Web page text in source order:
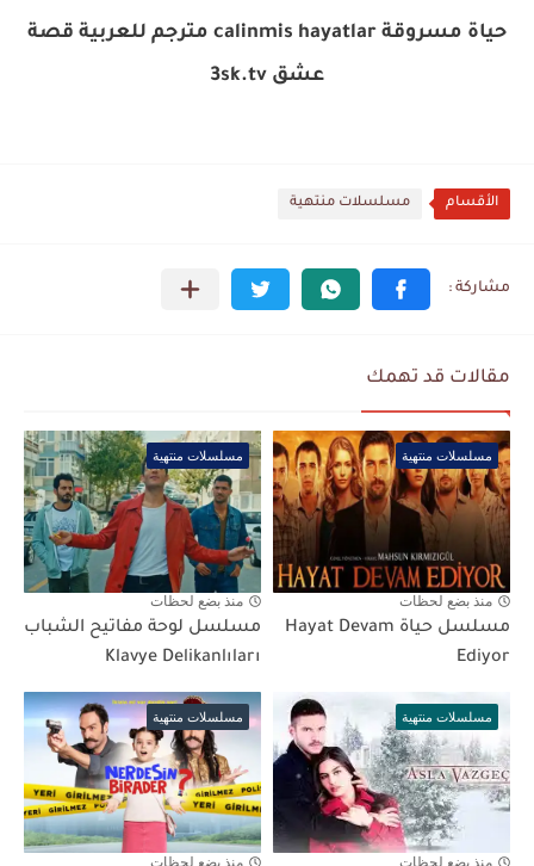
حياة مسروقة calinmis hayatlar مترجم للعربية قصة
عشق 3sk.tv
الأقسام مسلسلات منتهية
مقالات قد تهمك
مسلسلات منتهية
منذ بضع لحظات
مسلسل حياة Hayat Devam
Ediyor
مسلسلات منتهية
منذ بضع لحظات
مسلسل لوحة مفاتيح الشباب
Klavye Delikanlıları
مسلسلات منتهية
منذ بضع لحظات
مسلسلات منتهية
منذ بضع لحظات